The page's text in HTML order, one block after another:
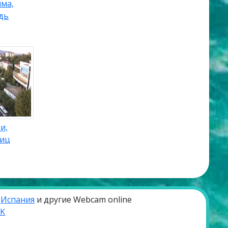
Испания и другие Webcam online